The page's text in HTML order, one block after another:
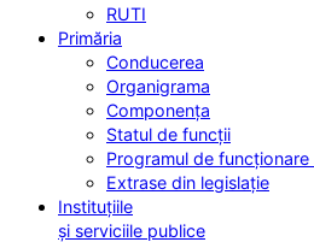
RUTI
Primăria
Conducerea
Organigrama
Componența
Statul de funcții
Programul de
Extrase din legislație
Instituțiile
și serviciile publice